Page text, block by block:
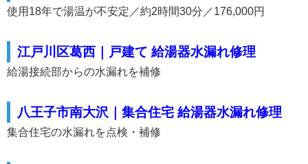
使用18年で湯温が不安定／約2時間30分／176,000円
江戸川区葛西｜戸建て 給湯器水漏れ修理
給湯接続部からの水漏れを補修
八王子市南大沢｜集合住宅 給湯器水漏れ修理
集合住宅の水漏れを点検・補修